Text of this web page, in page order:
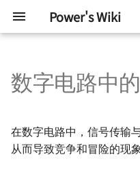
Power's Wiki
在
初
化
原因
解决方法
参考与致谢
RobotCtrl - STM32 通用
RobotCtrl_Core - 核心板
直流有刷电机驱动的设计
TinyDVR - 小巧身材，满
力
通信协议 - 数字逻辑电平
通信协议 - 串口通信
通信协议 - SPI
电源设计 - 方案确定
电源拓扑 - 线性稳压
电源拓扑 - 开关稳压（非隔
高速电路的设计 🚧
信号完整性 - 基础概念
信号完整性 - 时域与频域
射频 - 组件与系统 - 导线
射频 - 组件与系统 - 电阻
射频 - 组件与系统 - 电容
AD 常用技巧
AD 基本操作 - 环境搭建
AD 基本操作 - 基础知识
测试协议
ATE 基础知识
ATE Test Fundamental
嵌入式开发
软件开发
机器学习
生活琐记
折腾不止
数字电路中
在数字电路中，信号传输
从而导致竞争和冒险的现象